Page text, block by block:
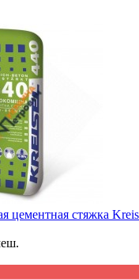
цементная стяжка